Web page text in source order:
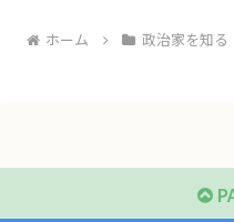
ホーム 政治家を知る